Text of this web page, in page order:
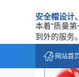
安全帽设计
本着“质量
到外的服务。
网站首